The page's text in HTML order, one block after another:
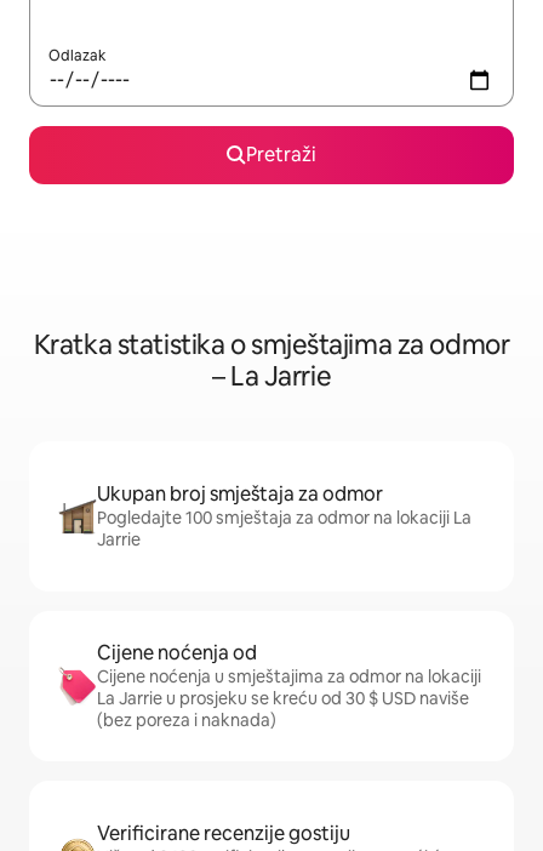
Odlazak
Pretraži
Kratka statistika o smještajima za odmor
– La Jarrie
Ukupan broj smještaja za odmor
Pogledajte 100 smještaja za odmor na lokaciji La
Jarrie
Cijene noćenja od
Cijene noćenja u smještajima za odmor na lokaciji
La Jarrie u prosjeku se kreću od 30 $ USD naviše
(bez poreza i naknada)
Verificirane recenzije gostiju